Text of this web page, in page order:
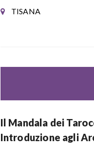
TISANA
Il Mandala dei
Introduzione agli